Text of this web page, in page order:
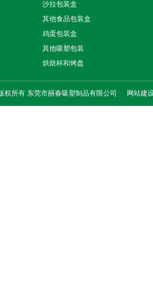
沙拉包装盒
其他食品包装盒
鸡蛋包装盒
其他吸塑包装
烘焙杯和烤盘
权所有 东莞市丽春吸塑制品有限公司 网站建